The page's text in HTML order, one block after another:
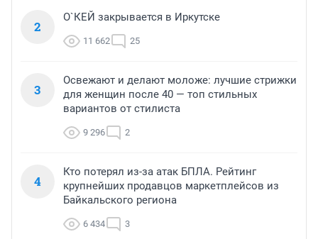
2
О`КЕЙ закрывается в Иркутске
11 662 25
3
Освежают и делают моложе: лучшие стрижки
для женщин после 40 — топ стильных
вариантов от стилиста
9 296 2
4
Кто потерял из-за атак БПЛА. Рейтинг
крупнейших продавцов маркетплейсов из
Байкальского региона
6 434 3